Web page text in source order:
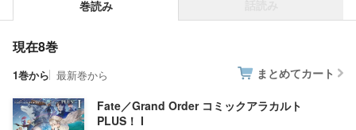
巻読み
現在8巻
1巻から 最新巻から まとめてカート
Fate／Grand Order コミックアラカルト
PLUS！ I